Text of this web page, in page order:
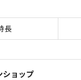
長
ショップ